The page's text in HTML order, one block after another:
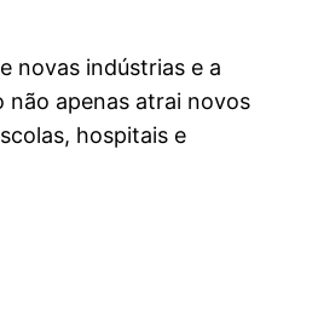
novas indústrias e a
não apenas atrai novos
hospitais e